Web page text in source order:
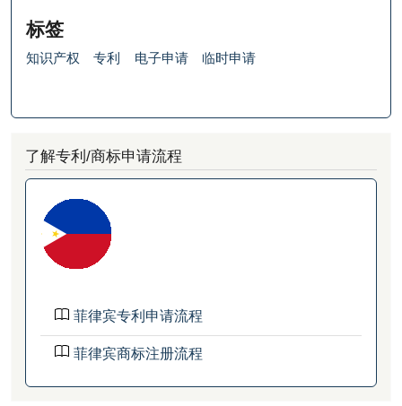
标签
知识产权 专利 电子申请 临时申请
了解专利/商标申请流程
菲律宾专利申请流程
菲律宾商标注册流程